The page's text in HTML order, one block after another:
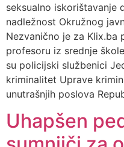
seksualno iskorištavanje
nadležnost Okružnog
Nezvanično je za Klix.ba
profesoru iz srednje
su policijski službenici
kriminalitet Uprave
unutrašnjih poslova
Uhapšen